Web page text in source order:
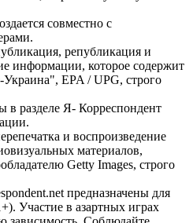
совместно с
републикация и
информации, которое содержит
EPA / UPG, строго
в разделе Я- Корреспондент
и воспроизведение
материалов,
Getty Images, строго
предназначены для
Участие в азартных играх